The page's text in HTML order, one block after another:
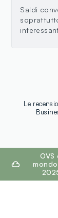
Saldi
Le
footer.ariatitle